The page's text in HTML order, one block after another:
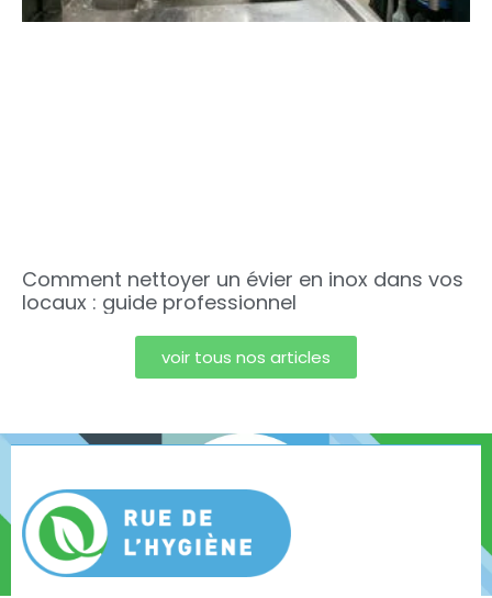
Comment nettoyer un évier en inox dans vos
locaux : guide professionnel
voir tous nos articles